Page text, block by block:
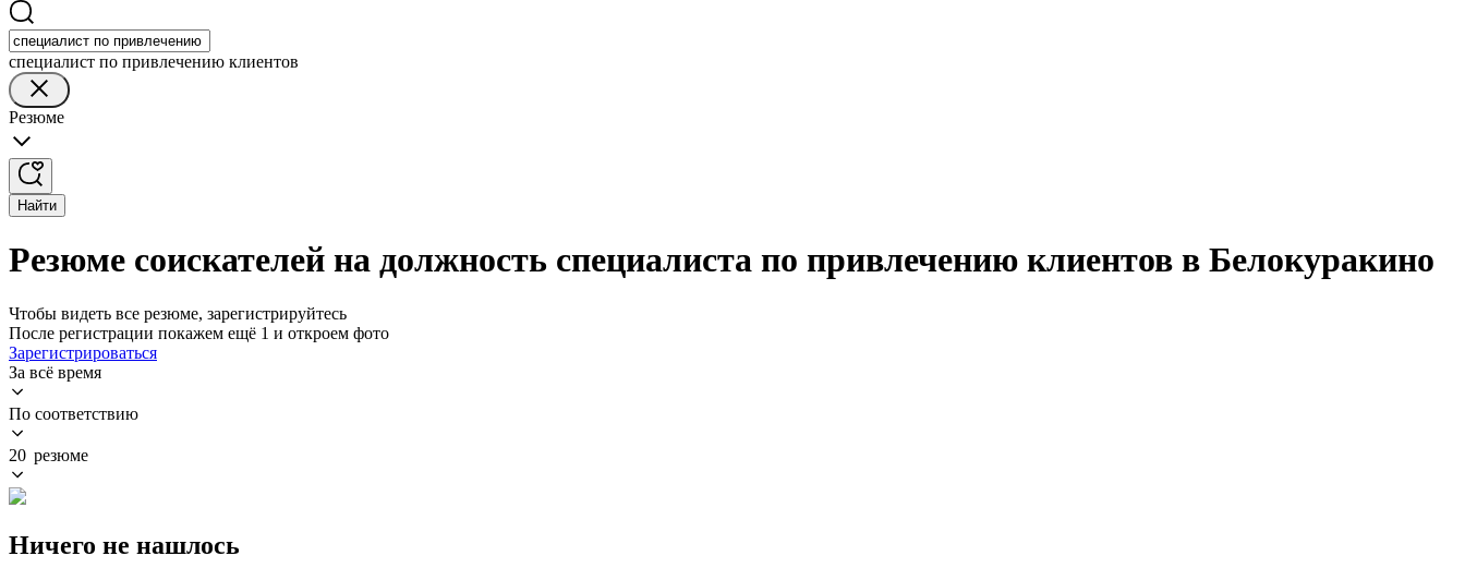
специалист по привлечению клиентов
Резюме
Найти
Резюме соискателей на должность специалиста по привлечению клиентов в Белокуракино
Чтобы видеть все резюме, зарегистрируйтесь
После регистрации покажем ещё 1 и откроем фото
Зарегистрироваться
За всё время
По соответствию
20 резюме
Ничего не нашлось